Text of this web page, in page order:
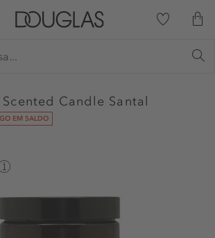
Scented Candle Santal
EM SALDO